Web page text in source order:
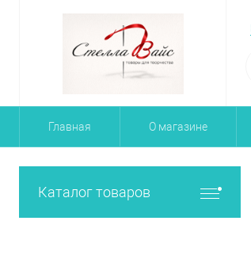
Главная О магазине
Каталог товаров